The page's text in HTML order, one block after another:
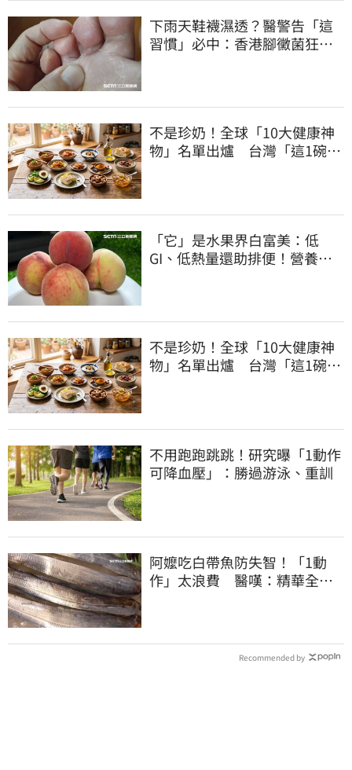
下雨天鞋襪濕透？醫警告「這
習慣」必中：香港腳黴菌狂孳
不是珍奶！全球「10大健康神
物」名單出爐 台灣「這1碗」
「它」是水果界白富美：低
GI、低熱量還助排便！營養師
不是珍奶！全球「10大健康神
物」名單出爐 台灣「這1碗」
不用跑跑跳跳！研究曝「1動作
可降血壓」：勝過游泳、重訓
阿嬤吃白帶魚防失智！「1動
作」太浪費 醫嘆：精華全沒
Recommended by